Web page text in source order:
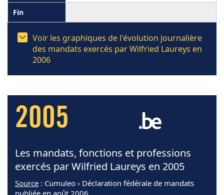
Voir les graphiques de l'évolution journalière
des mandats exercés par Wilfried Laureys en
2006
2005
Les mandats, fonctions et professions
exercés par Wilfried Laureys en 2005
Source : Cumuleo › Déclaration fédérale de mandats
publiée en août 2006